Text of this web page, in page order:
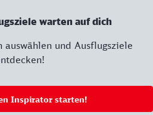
warten auf dich
auswählen und Ausflugsziele
Inspirator starten!